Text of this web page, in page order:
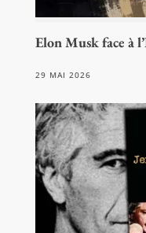
Elon Musk face à
29 MAI 2026